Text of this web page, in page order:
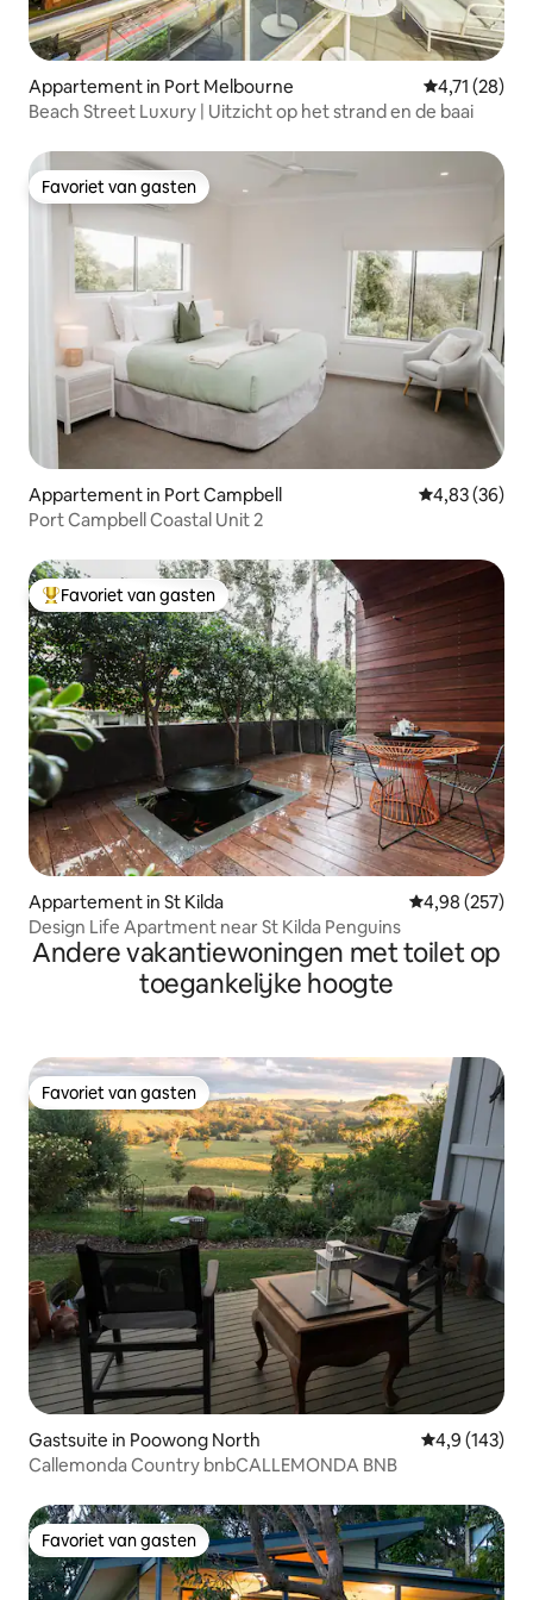
Appartement in Port Melbourne Gemiddelde
4,71 (28)
Beach Street Luxury | Uitzicht op het strand en de baai
Favoriet van gasten
Favoriet van gasten
Appartement in Port Campbell Gemiddelde
4,83 (36)
Port Campbell Coastal Unit 2
Topfavoriet van gasten
Favoriet van gasten
Appartement in St Kilda Gemiddelde
4,98 (257)
Design Life Apartment near St Kilda Penguins
Andere vakantiewoningen met toilet op
toegankelijke hoogte
Favoriet van gasten
Favoriet van gasten
Gastsuite in Poowong North Gemiddelde
4,9 (143)
Callemonda Country bnbCALLEMONDA BNB
Favoriet van gasten
Favoriet van gasten